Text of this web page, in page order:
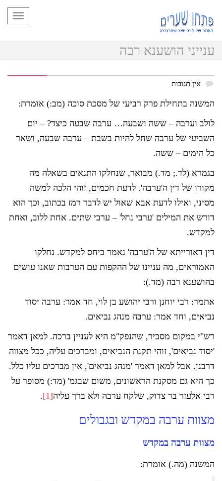
ענייני הושענא רבה
אין תגובות
המשנה בתחילת פרק רביעי של מסכת סוכה (מב:) אומרת:
לולב וערבה – ששה ושבעה… ערבה שבעה כיצד? – יום
השביעי של ערבה שחל להיות בשבת – ערבה שבעה, ושאר
כל הימים – ששה.
בגמרא (לד.; מד.) מבואר, שנחלקו התנאים בשאלה מה
מקורו של דין ה'ערבה'. לדעת חכמים, זוהי הלכה למשה
מסיני, ואילו לדעת אבא שאול יש לדבר רמז בכתוב, וכך הוא
דורש את המילים 'ערבי נחל' – ערבי שתים. אחת ללוב, ואחת
למקדש.
דין דאורייתא של ה'ערבה' נאמר ביחס למקדש. נחלקו
האמוראים, מה עניינו של ההקפות עם הערבות שאנו עושים
בהושענא רבה (מד.):
אתמר: רבי יוחנן ורבי יהושע בן לוי, חד אמר: ערבה יסוד
נביאים, וחד אמר: ערבה מנהג נביאים.
רש"י במקום מסביר, שהנפק"מ היא לעניין ברכה. למאן דאמר
'יסוד נביאים', זוהי תקנת הנביאים, ומברכים עליה, ככל מצווה
דרבנן. אבל למאן דאמר 'מנהג נביאים', אין מברכים עליו כלל.
כך היא גם מסקנת הראשונים, משום שבגמ' (מד:) מסופר על
רבי אלעזר בר צדוק, שלקח ערבה ולא ברך עליה[1]
.
מצוות ערבה במקדש ובגבולים
מצוות ערבה במקדש
המשנה (מה.) אומרת: